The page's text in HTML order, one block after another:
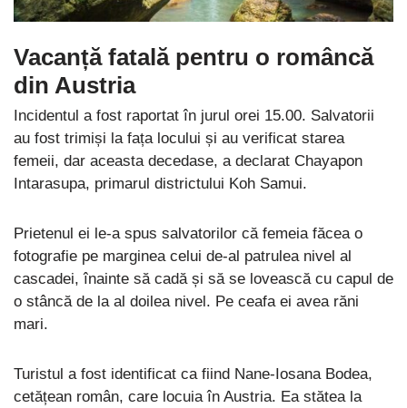
Vacanță fatală pentru o româncă
din Austria
Incidentul a fost raportat în jurul orei 15.00. Salvatorii
au fost trimiși la fața locului și au verificat starea
femeii, dar aceasta decedase, a declarat Chayapon
Intarasupa, primarul districtului Koh Samui.
Prietenul ei le-a spus salvatorilor că femeia făcea o
fotografie pe marginea celui de-al patrulea nivel al
cascadei, înainte să cadă și să se lovească cu capul de
o stâncă de la al doilea nivel. Pe ceafa ei avea răni
mari.
Turistul a fost identificat ca fiind Nane-Iosana Bodea,
cetățean român, care locuia în Austria. Ea stătea la